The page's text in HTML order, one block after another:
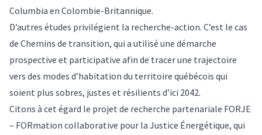
Columbia en Colombie-Britannique.
D’autres études privilégient la recherche-action. C’est le cas
de Chemins de transition, qui a utilisé une démarche
prospective et participative afin de tracer une trajectoire
vers des modes d’habitation du territoire québécois qui
soient plus sobres, justes et résilients d’ici 2042.
Citons à cet égard le projet de recherche partenariale FORJE
– FORmation collaborative pour la Justice Énergétique, qui